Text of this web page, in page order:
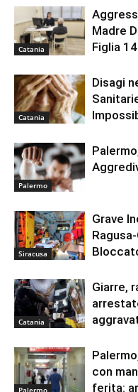
Catania
Madre
Figlia
Catania
Disagi
Palermo
Siracusa
Grave
Catania
Giarre,
Palermo
con
ferita: